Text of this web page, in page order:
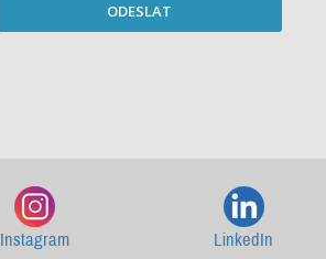
ODESLAT
Instagram LinkedIn